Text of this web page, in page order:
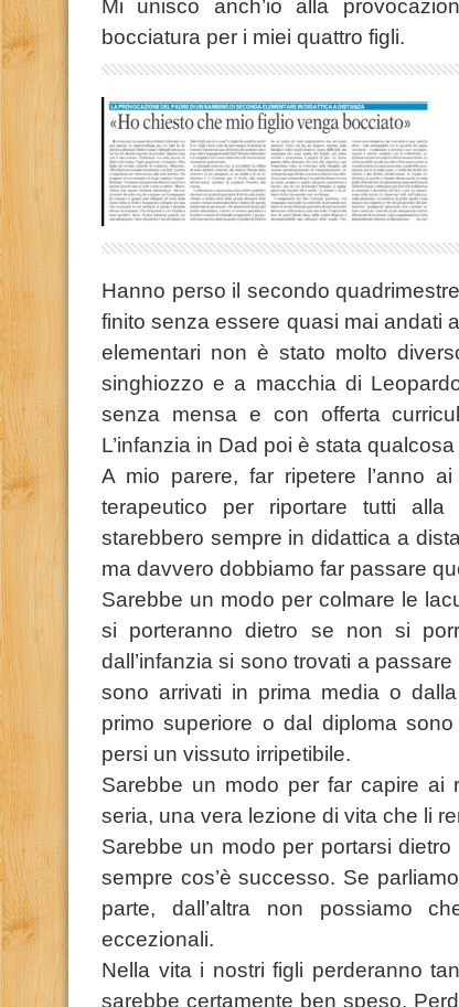
Mi unisco anch’io alla
bocciatura per i miei quattro figli.
Hanno perso il secondo
finito senza essere quasi mai andati
elementari non è stato molto
singhiozzo e a macchia di
senza mensa e con offerta
L’infanzia in Dad poi è stata
A mio parere, far ripetere l’anno
terapeutico per riportare tutti alla
starebbero sempre in didattica a
ma davvero dobbiamo far passare
Sarebbe un modo per colmare le
si porteranno dietro se non si
dall’infanzia si sono trovati a
sono arrivati in prima media o
primo superiore o dal diploma
persi un vissuto irripetibile.
Sarebbe un modo per far capire
seria, una vera lezione di vita che li
Sarebbe un modo per portarsi
sempre cos’è successo. Se
parte, dall’altra non possiamo
eccezionali.
Nella vita i nostri figli perderanno
sarebbe certamente ben speso.